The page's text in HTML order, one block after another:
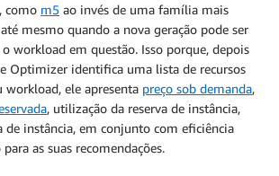
como m5 ao invés de uma família mais
mesmo quando a nova geração pode ser
workload em questão. Isso porque, depois
Optimizer identifica uma lista de recursos
workload, ele apresenta preço sob demanda,
, utilização da reserva de instância,
de instância, em conjunto com eficiência
as suas recomendações.